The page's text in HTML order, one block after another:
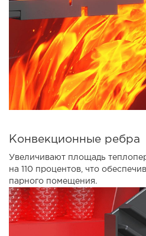
Конвекционные ребра
Увеличивают площадь
на 110 процентов, что
парного помещения.